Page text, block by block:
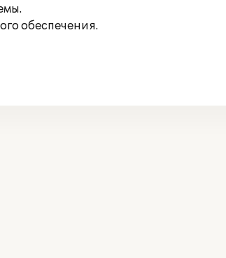
обеспечения.